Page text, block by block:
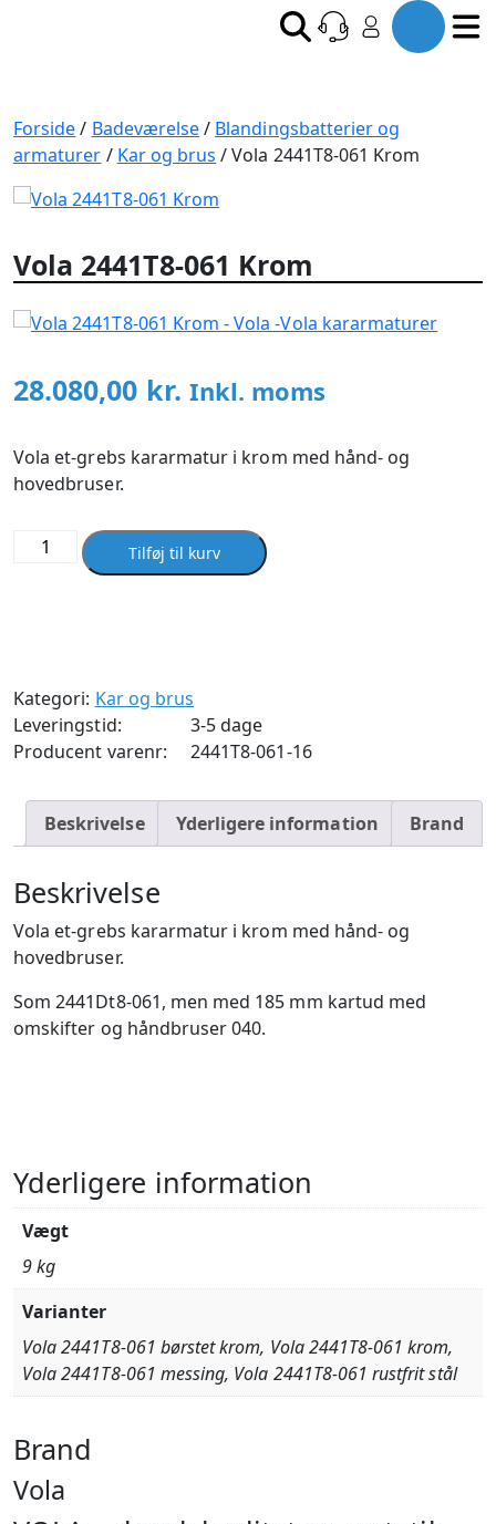
Forside/ Badeværelse/ Blandingsbatterier og
armaturer / Kar og brus / Vola 2441T8-061 Krom
Vola 2441T8-061 Krom
Vola kararmaturer
28.080,00 kr. Inkl. moms
Vola et-grebs kararmatur i krom med hånd- og
hovedbruser.
Vola
Tilføj til kurv
Kategori: Kar og brus
Leveringstid:
3-5 dage
Producent varenr:
2441T8-061-16
Beskrivelse Yderligere information Brand
Beskrivelse
Vola et-grebs kararmatur i krom med hånd- og
hovedbruser.
Som 2441Dt8-061, men med 185 mm kartud med
omskifter og håndbruser 040.
Yderligere information
Vægt
9 kg
Varianter
Vola 2441T8-061 børstet krom, Vola 2441T8-061 krom,
Vola 2441T8-061 messing, Vola 2441T8-061 rustfrit stål
Brand
Vola